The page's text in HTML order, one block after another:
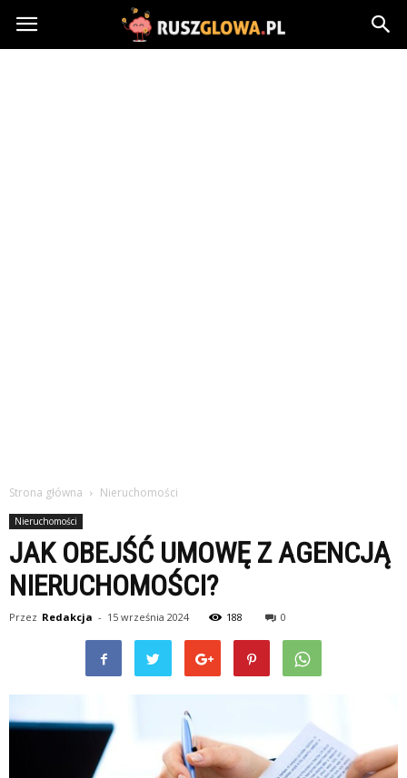
Ruszglowa.pl
Strona główna Nieruchomości
Nieruchomości
JAK OBEJŚĆ UMOWĘ Z AGENCJĄ
NIERUCHOMOŚCI?
Przez Redakcja - 15 września 2024 188 0